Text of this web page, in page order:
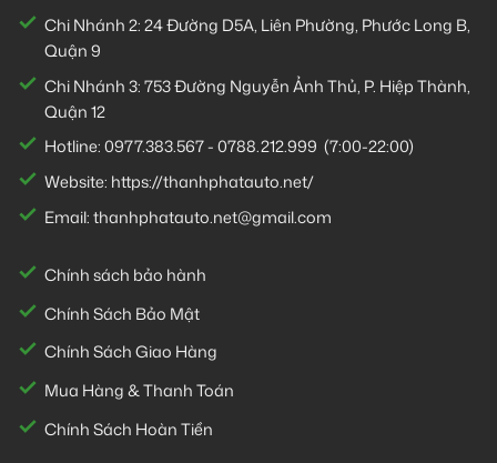
Chi Nhánh 2:24 Đường D5A, Liên Phường, Phước Long B,
Quận 9
Chi Nhánh 3:753 Đường Nguyễn Ảnh Thủ, P. Hiệp Thành,
Quận 12
Hotline:0977.383.567-0788.212.999 (7:00-22:00)
Website: https://thanhphatauto.net/
Email:thanhphatauto.net@gmail.com
Chính sách bảo hành
Chính Sách Bảo Mật
Chính Sách Giao Hàng
Mua Hàng & Thanh Toán
Chính Sách Hoàn Tiền